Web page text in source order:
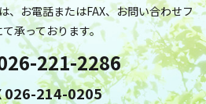
、お電話またはFAX、お問い合わせフ
て承っております。
221-2286
026-214-0205